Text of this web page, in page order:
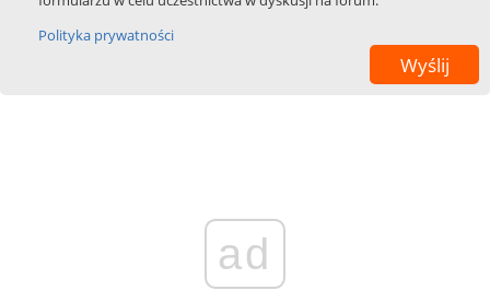
Polityka prywatności
ad